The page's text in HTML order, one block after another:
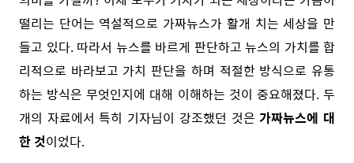
떨리는 단어는 역설적으로 가짜뉴스가 활개 치는 세상을 만
들고 있다. 따라서 뉴스를 바르게 판단하고 뉴스의 가치를 합
리적으로 바라보고 가치 판단을 하며 적절한 방식으로 유통
하는 방식은 무엇인지에 대해 이해하는 것이 중요해졌다. 두
개의 자료에서 특히 기자님이 강조했던 것은 가짜뉴스에 대
한 것이었다.